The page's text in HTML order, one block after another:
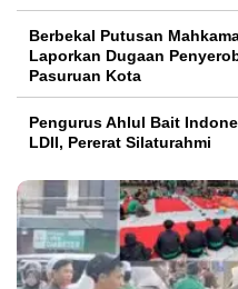
Berbekal Putusan
Laporkan Dugaan
Pasuruan Kota
Pengurus Ahlul Bait
LDII, Pererat Silaturahmi